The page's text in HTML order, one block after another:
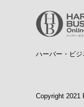
ハーバー・ビ
Copyright 2021